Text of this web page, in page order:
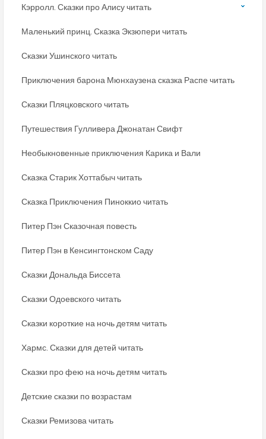
Кэрролл. Сказки про Алису читать
Маленький принц. Сказка Экзюпери читать
Сказки Ушинского читать
Приключения барона Мюнхаузена сказка Распе читать
Сказки Пляцковского читать
Путешествия Гулливера Джонатан Свифт
Необыкновенные приключения Карика и Вали
Сказка Старик Хоттабыч читать
Сказка Приключения Пиноккио читать
Питер Пэн Сказочная повесть
Питер Пэн в Кенсингтонском Саду
Сказки Дональда Биссета
Сказки Одоевского читать
Сказки короткие на ночь детям читать
Хармс. Сказки для детей читать
Сказки про фею на ночь детям читать
Детские сказки по возрастам
Сказки Ремизова читать